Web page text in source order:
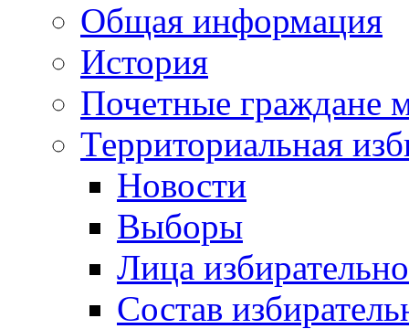
Общая информация
История
Почетные граждане
Территориальная
Новости
Выборы
Лица
Состав